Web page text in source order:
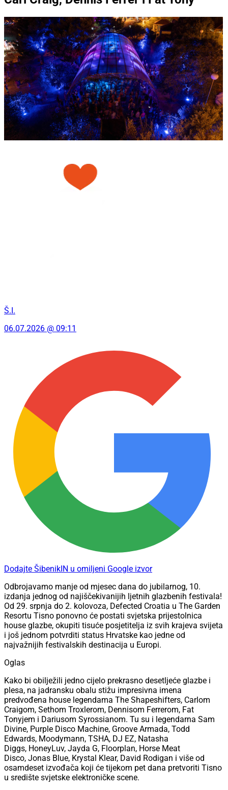
Š.I.
06.07.2026 @ 09:11
Dodajte ŠibenikIN u omiljeni Google izvor
Odbrojavamo manje od mjesec dana do jubilarnog, 10.
izdanja jednog od najiščekivanijih ljetnih glazbenih festivala!
Od 29. srpnja do 2. kolovoza, Defected Croatia u The Garden
Resortu Tisno ponovno će postati svjetska prijestolnica
house glazbe, okupiti tisuće posjetitelja iz svih krajeva svijeta
i još jednom potvrditi status Hrvatske kao jedne od
najvažnijih festivalskih destinacija u Europi.
Oglas
Kako bi obilježili jedno cijelo prekrasno desetljeće glazbe i
plesa, na jadransku obalu stižu impresivna imena
predvođena house legendama The Shapeshifters, Carlom
Craigom, Sethom Troxlerom, Dennisom Ferrerom, Fat
Tonyjem i Dariusom Syrossianom. Tu su i legendarna Sam
Divine, Purple Disco Machine, Groove Armada, Todd
Edwards, Moodymann, TSHA, DJ EZ, Natasha
Diggs, HoneyLuv, Jayda G, Floorplan, Horse Meat
Disco, Jonas Blue, Krystal Klear, David Rodigan i više od
osamdeset izvođača koji će tijekom pet dana pretvoriti Tisno
u središte svjetske elektroničke scene.